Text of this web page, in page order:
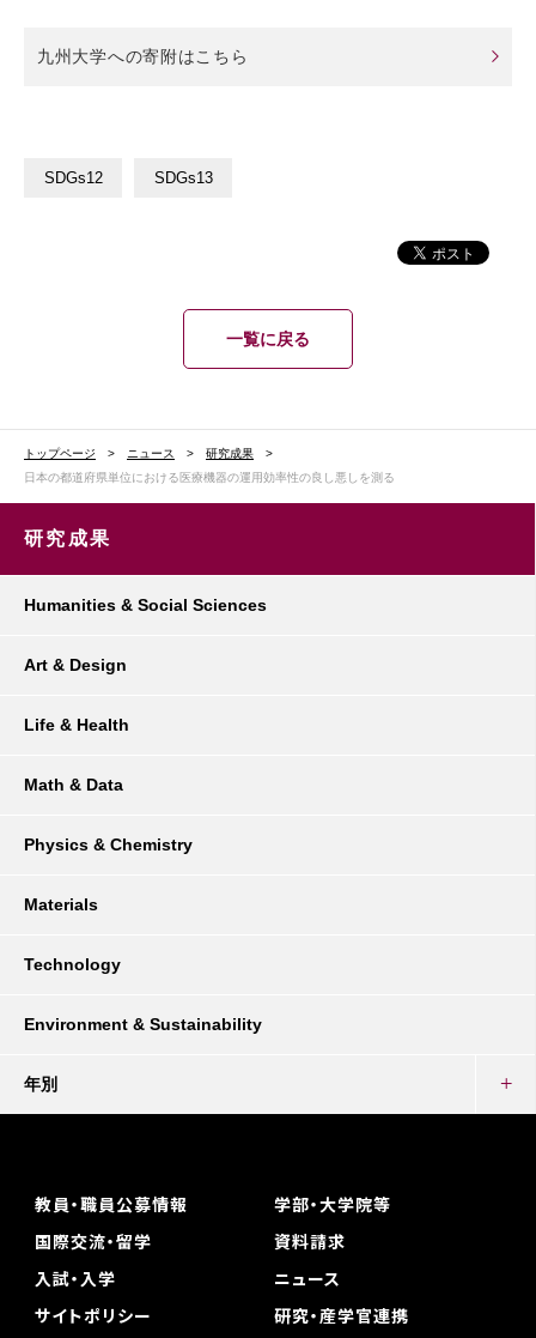
九州大学への寄附はこちら
SDGs12 SDGs13
一覧に戻る
トップページ ニュース
研究成果
日本の都道府県単位における医療機器の運用効率性の良し悪しを測る
研究成果
Humanities & Social Sciences
Art & Design
Life & Health
Math & Data
Physics & Chemistry
Materials
Technology
Environment & Sustainability
年別
教員・職員公募情報
学部・大学院等
国際交流・留学
資料請求
入試・入学
ニュース
サイトポリシー
研究・産学官連携